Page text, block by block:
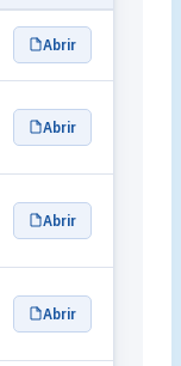
Abrir
Abrir
Abrir
Abrir